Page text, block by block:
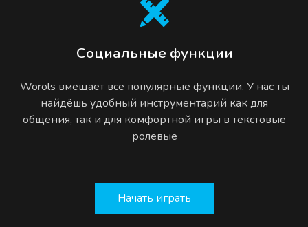
Социальные функции
Worols вмещает все популярные функции. У нас ты
найдёшь удобный инструментарий как для
общения, так и для комфортной игры в текстовые
ролевые
Начать играть